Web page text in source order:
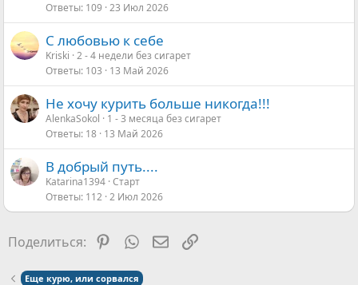
Ответы 109 23 Июл 2026
С любовью к себе
Kriski 2 - 4 недели без сигарет
Ответы 103 13 Май 2026
Не хочу курить больше никогда!!!
AlenkaSokol
1 - 3 месяца без сигарет
Ответы 18 13 Май 2026
В добрый путь....
Katarina1394 Старт
Ответы 112 2 Июл 2026
Поделиться: Pinterest
WhatsAppЭлектронная почта
Ссылка
Еще курю, или сорвался